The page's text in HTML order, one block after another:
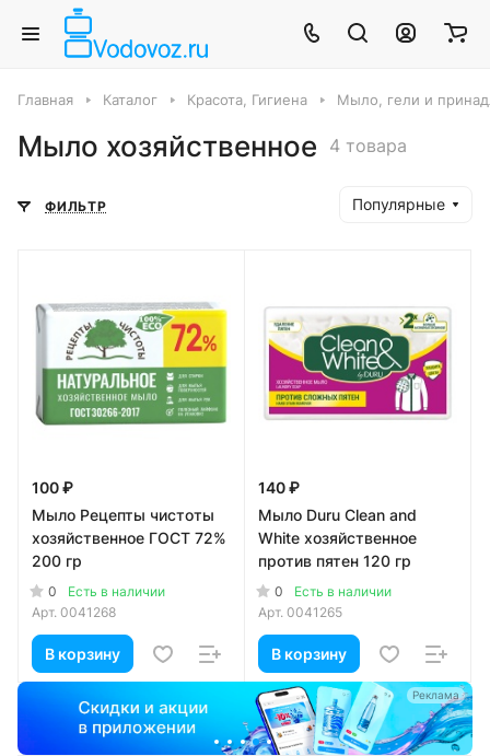
Главная Каталог Красота, Гигиена Мыло, гели и
Мыло хозяйственное 4 товара
ФИЛЬТР Популярные
100 ₽
Мыло Рецепты чистоты
хозяйственное ГОСТ 72%
200 гр
0
Есть в наличии
Арт. 0041268
В корзину
Реклама
140 ₽
Мыло Duru Clean and
White хозяйственное
против пятен 120 гр
0
Есть в наличии
Арт. 0041265
В корзину